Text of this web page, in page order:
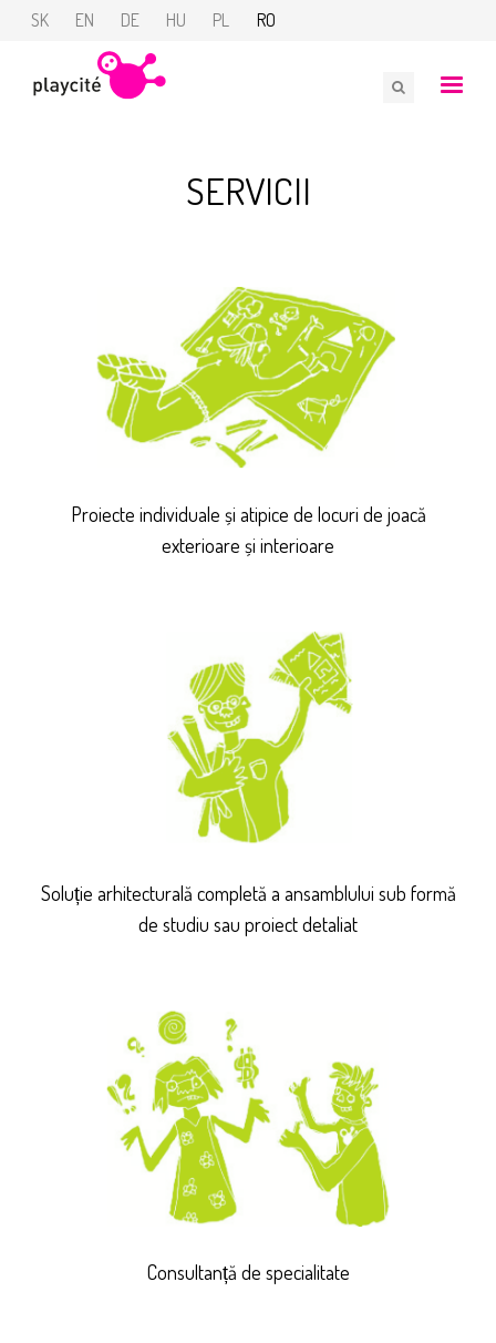
SK EN DE HU PL RO
SERVICII
Proiecte individuale și atipice de locuri de joacă
exterioare și interioare
Soluție arhitecturală completă a ansamblului sub formă
de studiu sau proiect detaliat
Consultanță de specialitate